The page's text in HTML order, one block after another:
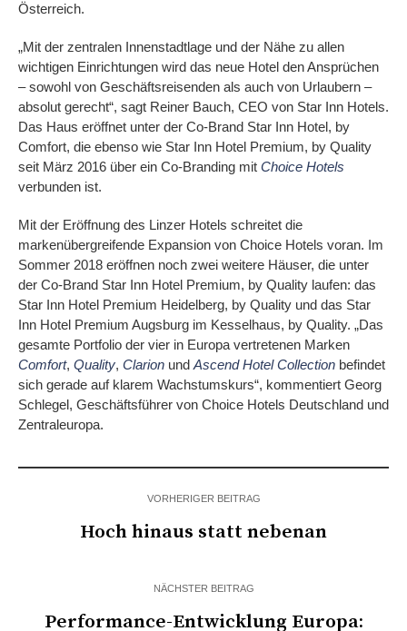
Österreich.
„Mit der zentralen Innenstadtlage und der Nähe zu allen
wichtigen Einrichtungen wird das neue Hotel den Ansprüchen
– sowohl von Geschäftsreisenden als auch von Urlaubern –
absolut gerecht“, sagt Reiner Bauch, CEO von Star Inn Hotels.
Das Haus eröffnet unter der Co-Brand Star Inn Hotel, by
Comfort, die ebenso wie Star Inn Hotel Premium, by Quality
seit März 2016 über ein Co-Branding mit Choice Hotels
verbunden ist.
Mit der Eröffnung des Linzer Hotels schreitet die
markenübergreifende Expansion von Choice Hotels voran. Im
Sommer 2018 eröffnen noch zwei weitere Häuser, die unter
der Co-Brand Star Inn Hotel Premium, by Quality laufen: das
Star Inn Hotel Premium Heidelberg, by Quality und das Star
Inn Hotel Premium Augsburg im Kesselhaus, by Quality. „Das
gesamte Portfolio der vier in Europa vertretenen Marken
Comfort, Quality, Clarion und Ascend Hotel Collection befindet
sich gerade auf klarem Wachstumskurs“, kommentiert Georg
Schlegel, Geschäftsführer von Choice Hotels Deutschland und
Zentraleuropa.
VORHERIGER BEITRAG
Hoch hinaus statt nebenan
NÄCHSTER BEITRAG
Performance-Entwicklung Europa: